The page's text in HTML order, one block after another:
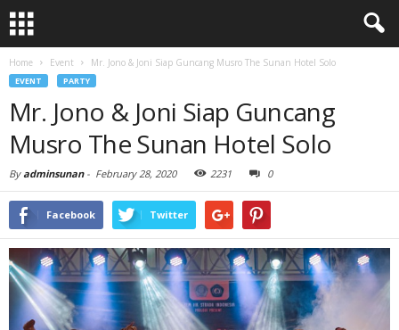
Home Event Mr. Jono & Joni Siap Guncang Musro The Sunan Hotel Solo
EVENT PARTY
Mr. Jono & Joni Siap Guncang
Musro The Sunan Hotel Solo
Byadminsunan- February 28, 2020 2231 0
Facebook Twitter